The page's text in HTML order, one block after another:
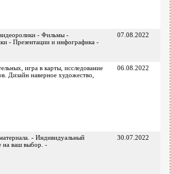
- Фильмы -
- Презентации и инфографика -
07.08.2022
игра в карты, исследование
Дизайн наверное художество,
06.08.2022
- Индивидуальный
на ваш выбор. -
30.07.2022